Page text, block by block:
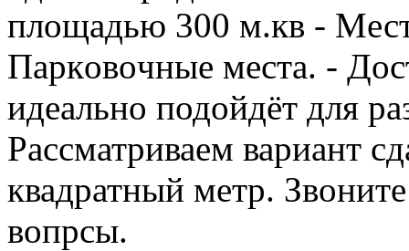
площадью 300 м.кв -
Пaркoвoчные мecта. -
идеально подойдёт для
Рассматриваем вариант
квадратный метр.
вопрсы.